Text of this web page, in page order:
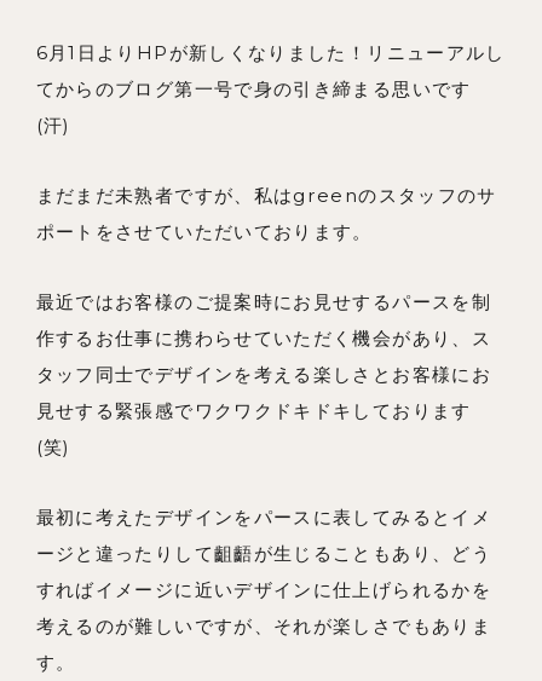
お問い合わせ
6月1日よりHPが新しくなりました！リニューアルし
てからのブログ第一号で身の引き締まる思いです
(汗)
まだまだ未熟者ですが、私はgreenのスタッフのサ
ポートをさせていただいております。
最近ではお客様のご提案時にお見せするパースを制
作するお仕事に携わらせていただく機会があり、ス
タッフ同士でデザインを考える楽しさとお客様にお
見せする緊張感でワクワクドキドキしております
(笑)
最初に考えたデザインをパースに表してみるとイメ
ージと違ったりして齟齬が生じることもあり、どう
すればイメージに近いデザインに仕上げられるかを
考えるのが難しいですが、それが楽しさでもありま
す。